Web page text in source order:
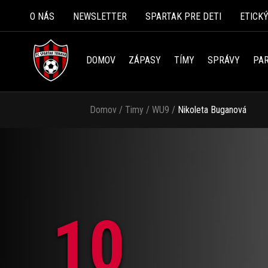
O NÁS NEWSLETTER SPARTAK PRE DETI
DOMOV ZÁPASY TÍMY SPRÁVY
Domov / Timy / WU9 / Nikoleta Buganová
10